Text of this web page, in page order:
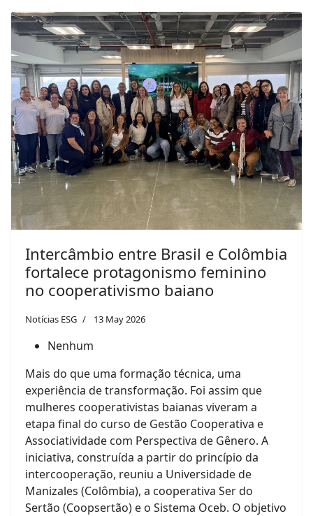
Intercâmbio entre Brasil e Colômbia
fortalece protagonismo feminino
no cooperativismo baiano
Notícias ESG 13 May 2026
Nenhum
Mais do que uma formação técnica, uma
experiência de transformação. Foi assim que
mulheres cooperativistas baianas viveram a
etapa final do curso de Gestão Cooperativa e
Associatividade com Perspectiva de Gênero. A
iniciativa, construída a partir do princípio da
intercooperação, reuniu a Universidade de
Manizales (Colômbia), a cooperativa Ser do
Sertão (Coopsertão) e o Sistema Oceb. O objetivo